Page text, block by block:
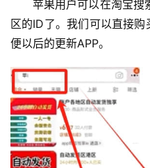
苹果用户可以在淘宝搜
区的ID了。我们可以直接
便以后的更新APP。